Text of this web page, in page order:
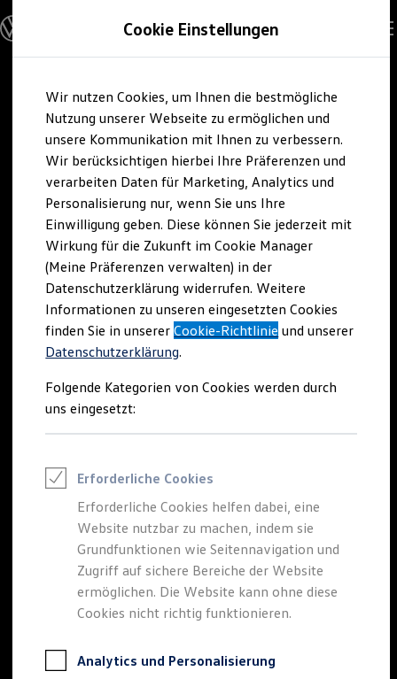
Hauptinhalt
springen
Footer
springen
Modelle und Konfigurator
Konfigurator
Modelle vergleichen
Elektroautos
ENERGY Sondermodelle
Nutzfahrzeuge
SUV und CUV
Familienautos
Kombis
Kompaktwagen
Sportwagen
Schnell verfügbare Fahrzeuge
Angebote und Produkte
Aktuelle Angebote
E-Auto-Förderung
Volkswagen Marktplatz
Die ENERGY Sondermodelle
Junge Gebrauchtwagen und Gebrauchtwagen
Volkswagen Zertifizierte Gebrauchtwagen
Elektromobilität bei Gebrauchtwagen
Saisonangebote
Reifenpakete
Leasing
Leasing-Angebote
Elektroauto Leasing
Kleinwagen-Leasing
Leasing ohne Anzahlung
Finanzierung
Autokredit mit Schlussrate
Versicherungen und Garantien
Kfz-Versicherung
Restschuldversicherungen
Garantien
Professional Class bei Volkswagen
Cookie Einstellungen
Wir nutzen Cookies, um Ihnen die bestmögliche
Nutzung unserer Webseite zu ermöglichen und
unsere Kommunikation mit Ihnen zu verbessern.
Wir berücksichtigen hierbei Ihre Präferenzen und
verarbeiten Daten für Marketing, Analytics und
Personalisierung nur, wenn Sie uns Ihre
Einwilligung geben. Diese können Sie jederzeit mit
Wirkung für die Zukunft im Cookie Manager
(Meine Präferenzen verwalten) in der
Datenschutzerklärung widerrufen. Weitere
Informationen zu unseren eingesetzten Cookies
finden Sie in unsererCookie-Richtlinie und unserer
Datenschutzerklärung.
Folgende Kategorien von Cookies werden durch
uns eingesetzt:
Erforderliche Cookies
Erforderliche Cookies helfen dabei, eine
Website nutzbar zu machen, indem sie
Grundfunktionen wie Seitennavigation und
Zugriff auf sichere Bereiche der Website
ermöglichen. Die Website kann ohne diese
Cookies nicht richtig funktionieren.
Analytics und Personalisierung